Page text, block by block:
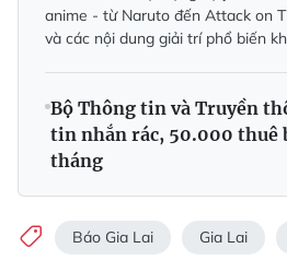
anime - từ Naruto đến Attack on
và các nội dung giải trí phổ biến
Bộ Thông tin và Truyền
tin nhắn rác, 50.000 thuê
tháng
Báo Gia Lai Gia Lai